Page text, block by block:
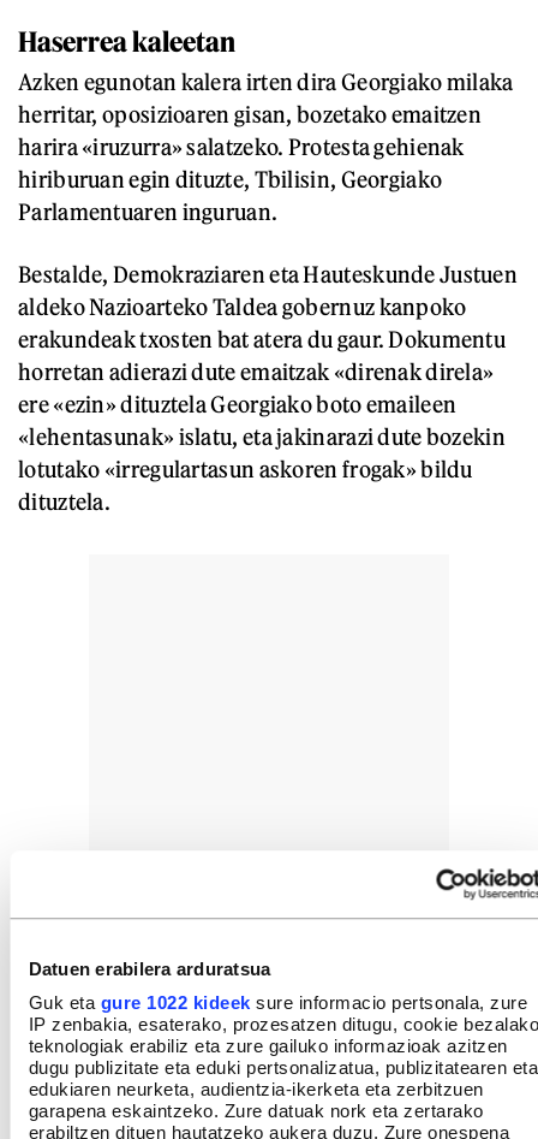
Datuen erabilera arduratsua
Guk eta gure 1022 kideek sure informacio pertsonala, zure
IP zenbakia, esaterako, prozesatzen ditugu, cookie bezalako
teknologiak erabiliz eta zure gailuko informazioak azitzen
dugu publizitate eta eduki pertsonalizatua, publizitatearen eta
edukiaren neurketa, audientzia-ikerketa eta zerbitzuen
garapena eskaintzeko. Zure datuak nork eta zertarako
erabiltzen dituen hautatzeko aukera duzu. Zure onespena
Haserrea kaleetan
Azken egunotan kalera irten dira Georgiako milaka
herritar, oposizioaren gisan, bozetako emaitzen
harira «iruzurra» salatzeko. Protesta gehienak
hiriburuan egin dituzte, Tbilisin, Georgiako
Parlamentuaren inguruan.
Bestalde, Demokraziaren eta Hauteskunde Justuen
aldeko Nazioarteko Taldea gobernuz kanpoko
erakundeak txosten bat atera du gaur. Dokumentu
horretan adierazi dute emaitzak «direnak direla»
ere «ezin» dituztela Georgiako boto emaileen
«lehentasunak» islatu, eta jakinarazi dute bozekin
lotutako «irregulartasun askoren frogak» bildu
dituztela.